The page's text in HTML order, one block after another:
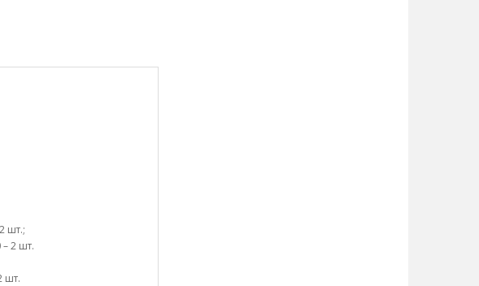
шт.;
2 шт.
шт.